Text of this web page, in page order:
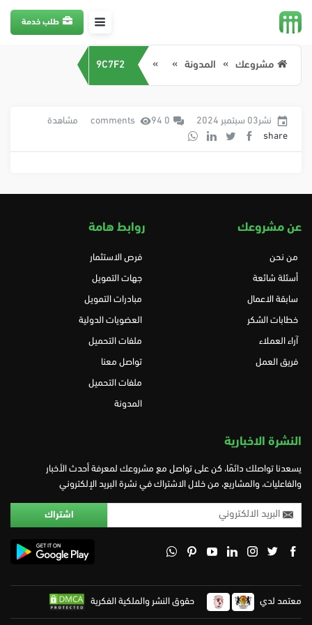
طلب خدمة
مشروعك المدونة 9C7F2
نشر03 سبتمبر 2024 0 comments 94 مشاهدة
share
عن مشروعك
من نحن
أسئلة شائعة
سابقة الاعمال
خطابات الشكر
آراء العملاء
فريق العمل
روابط هامة
فرص الاستثمار
جهات التمويل
مبادرات التمويل
العضويات الدولية
ملفات التحميل
تواصل معنا
ملفات التحميل
المدونة
النشرة الاخبارية
يسعدنا تواصلك دائمًا، كن على تواصل مع مشروعك لمعرفة أحدث الأخبار
والفاعليات، والمشاريع، من خلال الاشتراك في نشرة البريد الإلكتروني
معتمد لدي حقوق النشر والملكية الفكرية